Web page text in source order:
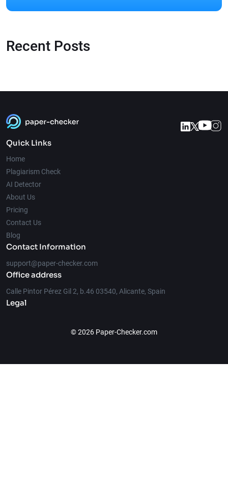
Recent Posts
Quick Links
Home
Plagiarism Check
AI Detector
About Us
Pricing
Contact Us
Blog
Contact Information
support@paper-checker.com
Office address
Calle Pintor Pérez Gil 2, b.46 03540, Alicante, Spain
Legal
© 2026 Paper-Checker.com